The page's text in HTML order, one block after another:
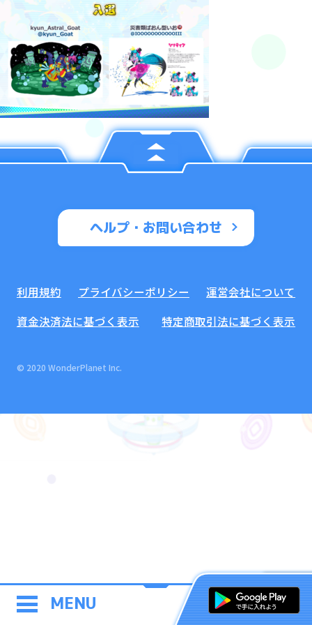
MENU
ヘルプ・お問い合わせ
利用規約 プライバシーポリシー
運営会社について
資金決済法に基づく表示
特定商取引法に基づく表示
© 2020 WonderPlanet Inc.